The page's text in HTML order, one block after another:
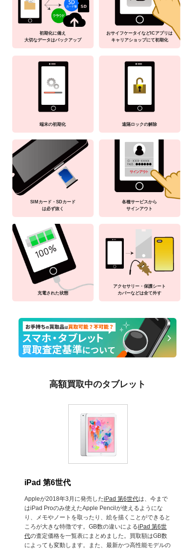
初期化に備え
大切なデータはバックアップ
おサイフケータイなどICアプリは
キャリアショップにて初期化
端末の初期化 遠隔ロックの解除
SIMカード・SDカード
は必ず抜く
各種サービスから
サインアウト
充電された状態
アクセサリー・保護シート
カバーなどは全て外す
高額買取中のタブレット
iPad 第6世代
Appleが2018年3月に発売したiPad 第6世代は、今まで
はiPad Proのみ使えたApple Pencilが使えるようにな
り、メモやノートを取ったり、絵を描くことができると
ころが大きな特徴です。GB数の違いによるiPad 第6世
代の査定価格を一覧表にまとめました。買取額はGB数
によっても変動します。また、最新かつ高性能モデルの